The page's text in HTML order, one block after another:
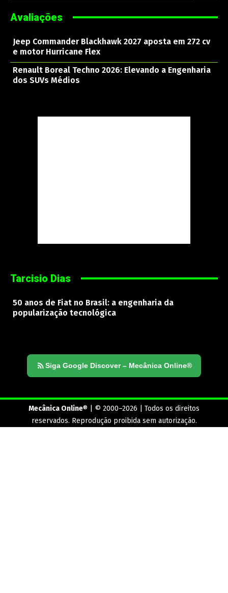
Avaliações
Jeep Commander Blackhawk 2027 aposta em 272 cv
e motor Hurricane Flex
Renault Boreal Techno 2026: Elevando a Engenharia
dos SUVs Médios
Tarcisio Dias
50 anos de Fiat no Brasil: a engenharia da
popularização tecnológica
Siga Google Discover – Mecânica Online®
Mecânica Online® | © 2000–2026 | Todos os direitos
reservados. Reprodução proibida sem autorização.